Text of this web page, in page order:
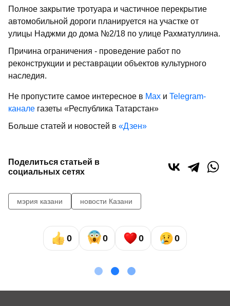
Полное закрытие тротуара и частичное перекрытие
автомобильной дороги планируется на участке от
улицы Наджми до дома №2/18 по улице Рахматуллина.
Причина ограничения - проведение работ по
реконструкции и реставрации объектов культурного
наследия.
Не пропустите самое интересное в Max и Telegram-
канале газеты «Республика Татарстан»
Больше статей и новостей в «Дзен»
Поделиться статьей в
социальных сетях
мэрия казани новости Казани
0 0 0 0